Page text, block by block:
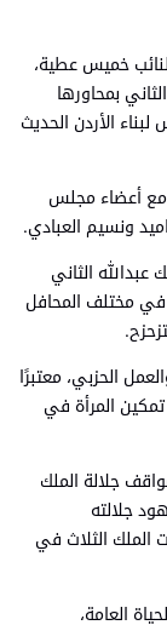
خميس عطية،
بمحاورها
لبناء الأردن الحديث
مع أعضاء مجلس
ونسيم العبادي.
عبدالله الثاني
في مختلف المحافل
الحزبي، معتبرًا
المرأة في
جلالة الملك
جلالته
الملك الثلاث في
العامة،